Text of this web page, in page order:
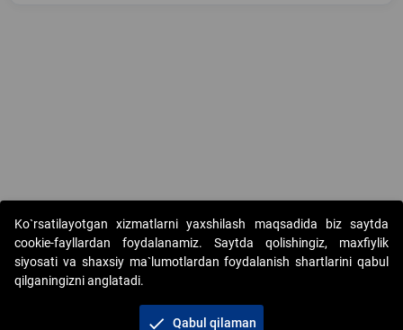
Copyright © 2017-2026. "Elektron onlayn-auksionlarni tashkil etish"
AJ. Barcha huquqlar himoyalangan
Ko`rsatilayotgan xizmatlarni yaxshilash maqsadida biz saytda
cookie-fayllardan foydalanamiz. Saytda qolishingiz, maxfiylik
siyosati va shaxsiy ma`lumotlardan foydalanish shartlarini qabul
qilganingizni anglatadi.
check Qabul qilaman